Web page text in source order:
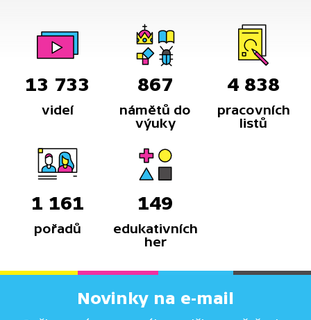
13 733
videí
867
námětů do
výuky
4 838
pracovních
listů
1 161
pořadů
149
edukativních
her
Novinky na e-mail